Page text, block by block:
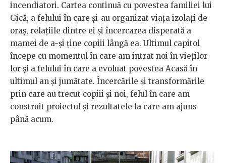
incendiatori. Cartea continuă cu povestea familiei lui
Gică, a felului în care și-au organizat viața izolați de
oraș, relațiile dintre ei și încercarea disperată a
mamei de a-și ține copiii lângă ea. Ultimul capitol
începe cu momentul în care am intrat noi în vieților
lor și a felului în care a evoluat povestea Acasă în
ultimul an și jumătate. Încercările și transformările
prin care au trecut copiii și noi, felul în care am
construit proiectul și rezultatele la care am ajuns
până acum.